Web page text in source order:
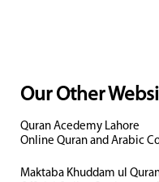
Our Other
Quran Acedemy Lahore
Online Quran and Arabic
Maktaba Khuddam ul